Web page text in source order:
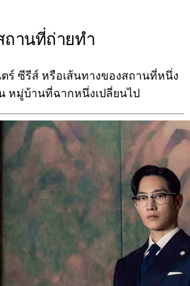
ถานที่ถ่ายทำ
ร์ ซีรีส์ หรือเส้นทางของสถานที่หนึ่ง
หมู่บ้านที่ฉากหนึ่งเปลี่ยนไป